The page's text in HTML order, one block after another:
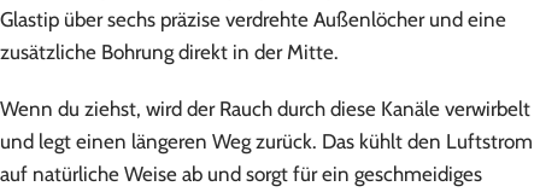
Glastip über sechs präzise verdrehte Außenlöcher und eine
zusätzliche Bohrung direkt in der Mitte.
Wenn du ziehst, wird der Rauch durch diese Kanäle verwirbelt
und legt einen längeren Weg zurück. Das kühlt den Luftstrom
auf natürliche Weise ab und sorgt für ein geschmeidiges